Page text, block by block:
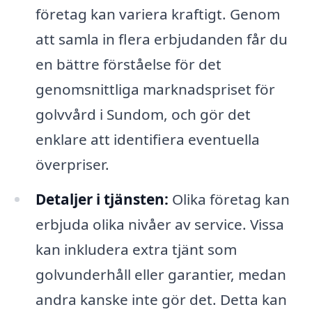
företag kan variera kraftigt. Genom
att samla in flera erbjudanden får du
en bättre förståelse för det
genomsnittliga marknadspriset för
golvvård i Sundom, och gör det
enklare att identifiera eventuella
överpriser.
Detaljer i tjänsten: Olika företag kan
erbjuda olika nivåer av service. Vissa
kan inkludera extra tjänt som
golvunderhåll eller garantier, medan
andra kanske inte gör det. Detta kan